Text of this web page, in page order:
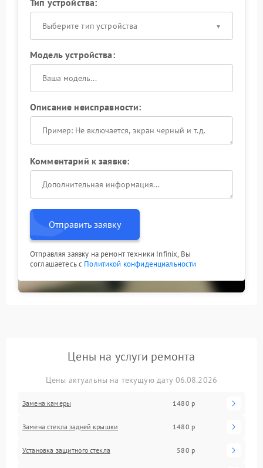
Выберите тип устройства
Модель устройства:
Описание неисправности:
Комментарий к заявке:
Отправить заявку
Отправляя заявку на ремонт техники Infinix, Вы
соглашаетесь с Политикой конфиденциальности
Цены на услуги ремонта
Цены актуальны на текущую дату 06.08.2026
Замена камеры 1480 р
Замена стекла задней крышки 1480 р
Установка защитного стекла 580 р